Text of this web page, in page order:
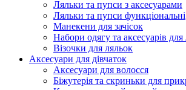
Ляльки та пупси з аксесуарами
Ляльки та пупси функціональні
Манекени для зачісок
Набори одягу та аксесуарів для
Візочки для ляльок
Аксесуари для дівчаток
Аксесуари для волосся
Біжутерія та скриньки для